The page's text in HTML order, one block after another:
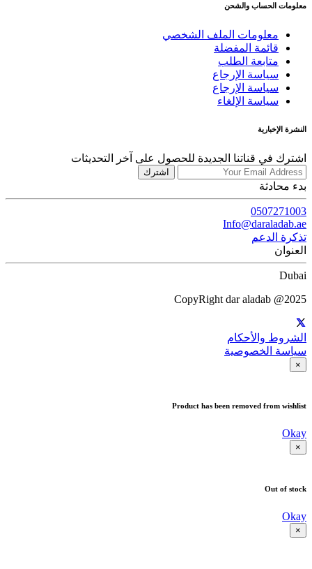
معلومات الحساب والشحن
معلومات الملف الشخصي
قائمة المفضلة
متابعة الطلب
سياسة الإرجاع
سياسة الإرجاع
سياسة الإلغاء
النشرة الإخبارية
اشترك في قناتنا الجديدة للحصول على آخر التحديثات
اشترك
بدء محادثة
0507271003
Info@daraladab.ae
تذكرة الدعم
العنوان
Dubai
CopyRight dar aladab @2025
الشروط والأحكام
سياسة الخصوصية
×
Product has been removed from wishlist
Okay
×
Out of stock
Okay
×